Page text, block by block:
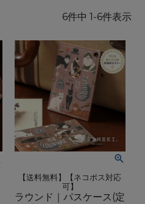
6件中 1 -6件表示
【送料無料】【ネコポス対応
可】
ラウンド｜パスケース(定